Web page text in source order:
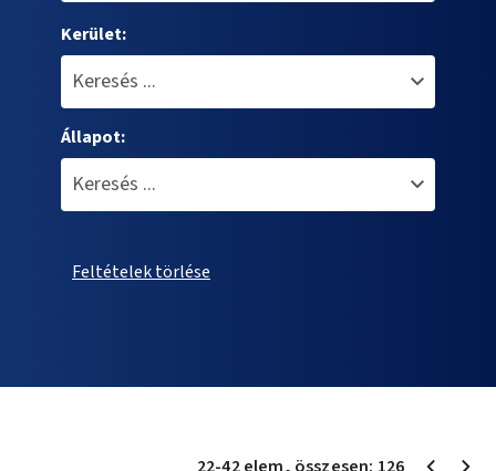
Kerület:
Állapot:
Feltételek törlése